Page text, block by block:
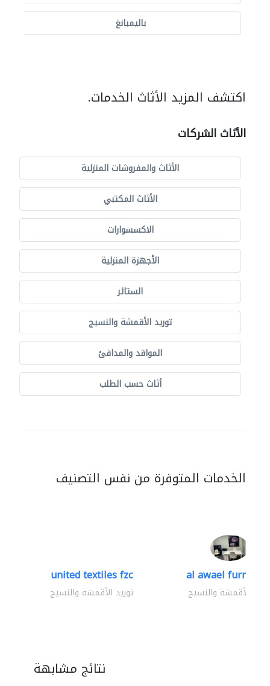
باليمبانغ
اكتشف المزيد الأثاث الخدمات.
الأثاث الشركات
الأثاث والمفروشات المنزلية
الأثاث المكتبي
الاكسسوارات
الأجهزة المنزلية
الستائر
توريد الأقمشة والنسيج
المواقد والمدافئ
أثاث حسب الطلب
الخدمات المتوفرة من نفس التصنيف
united textiles fzc
توريد الأقمشة والنسيج
al awael
الأقمشة والنسيج
نتائج مشابهة